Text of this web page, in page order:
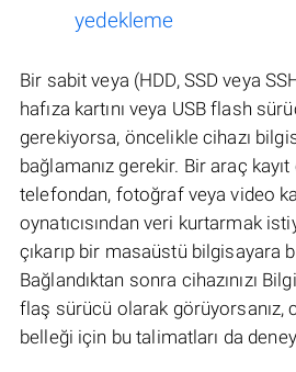
yedekleme
Bir sabit veya (HDD, SSD veya
hafıza kartını veya USB flash
gerekiyorsa, öncelikle cihazı
bağlamanız gerekir. Bir araç kayıt
telefondan, fotoğraf veya video
oynatıcısından veri kurtarmak
çıkarıp bir masaüstü bilgisayara
Bağlandıktan sonra cihazınızı
flaş sürücü olarak görüyorsanız,
belleği için bu talimatları da